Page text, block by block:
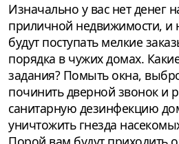
Изначально у вас нет денег
приличной недвижимости, и
будут поступать мелкие
порядка в чужих домах.
задания? Помыть окна,
починить дверной звонок и
санитарную дезинфекцию
уничтожить гнезда